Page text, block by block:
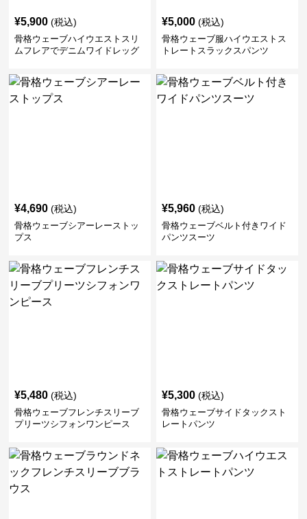
¥5,900 (税込)
骨格ウェーブハイウエストスリ
ムフレアでデニムワイドレッグ
¥5,000 (税込)
骨格ウェーブ服ハイウエストス
トレートスラックスパンツ
¥4,690 (税込)
骨格ウェーブシアーレーストッ
プス
¥5,960 (税込)
骨格ウェーブベルト付きワイド
パンツスーツ
¥5,480 (税込)
骨格ウェーブフレンチスリーブ
プリーツシフォンワンピース
¥5,300 (税込)
骨格ウェーブサイドタックスト
レートパンツ